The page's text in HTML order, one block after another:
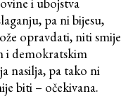
pa ni bijesu,
opravdati, niti smije
i demokratskim
nasilja, pa tako ni
biti – očekivana.